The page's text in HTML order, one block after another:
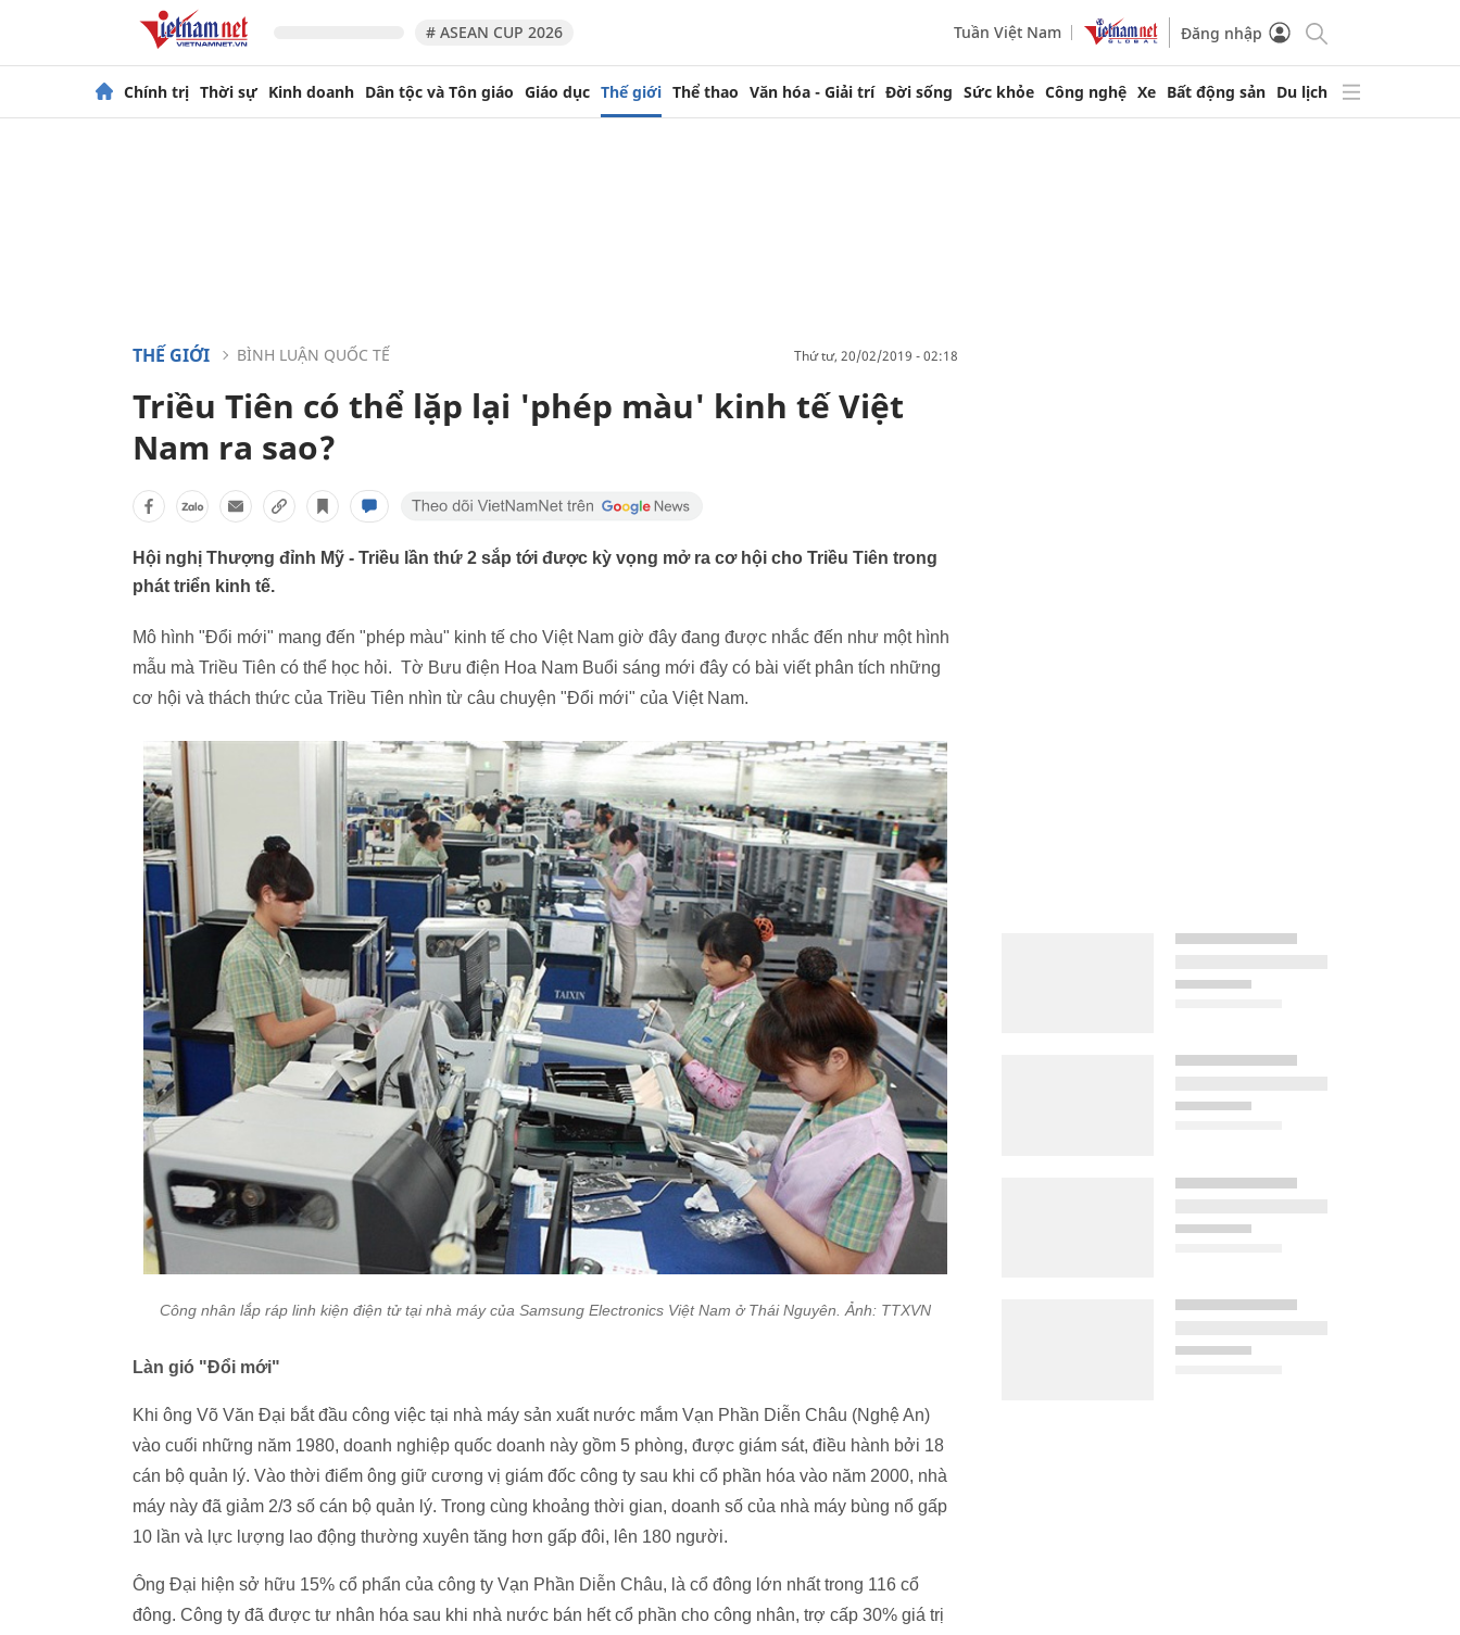
# ASEAN CUP 2026 Tuần Việt Nam Đăng nhập
Chính trị Thời sự Kinh doanh Dân tộc và Tôn giáo Giáo dục Thế giới Thể thao Văn hóa - Giải trí Đời sống Sức khỏe Công nghệ Xe Bất động sản Du lịch
THẾ GIỚI BÌNH LUẬN QUỐC TẾ thứ tư, 20/02/2019 - 02:18
Triều Tiên có thể lặp lại 'phép màu' kinh tế Việt
Nam ra sao?
Hội nghị Thượng đỉnh Mỹ - Triều lần thứ 2 sắp tới được kỳ vọng mở ra cơ hội cho Triều Tiên trong
phát triển kinh tế.
Mô hình "Đổi mới" mang đến "phép màu" kinh tế cho Việt Nam giờ đây đang được nhắc đến như một hình
mẫu mà Triều Tiên có thể học hỏi. Tờ Bưu điện Hoa Nam Buổi sáng mới đây có bài viết phân tích những
cơ hội và thách thức của Triều Tiên nhìn từ câu chuyện "Đổi mới" của Việt Nam.
Công nhân lắp ráp linh kiện điện tử tại nhà máy của Samsung Electronics Việt Nam ở Thái Nguyên. Ảnh: TTXVN
Làn gió "Đổi mới"
Khi ông Võ Văn Đại bắt đầu công việc tại nhà máy sản xuất nước mắm Vạn Phần Diễn Châu (Nghệ An)
vào cuối những năm 1980, doanh nghiệp quốc doanh này gồm 5 phòng, được giám sát, điều hành bởi 18
cán bộ quản lý. Vào thời điểm ông giữ cương vị giám đốc công ty sau khi cổ phần hóa vào năm 2000, nhà
máy này đã giảm 2/3 số cán bộ quản lý. Trong cùng khoảng thời gian, doanh số của nhà máy bùng nổ gấp
10 lần và lực lượng lao động thường xuyên tăng hơn gấp đôi, lên 180 người.
Ông Đại hiện sở hữu 15% cổ phẩn của công ty Vạn Phần Diễn Châu, là cổ đông lớn nhất trong 116 cổ
đông. Công ty đã được tư nhân hóa sau khi nhà nước bán hết cổ phần cho công nhân, trợ cấp 30% giá trị